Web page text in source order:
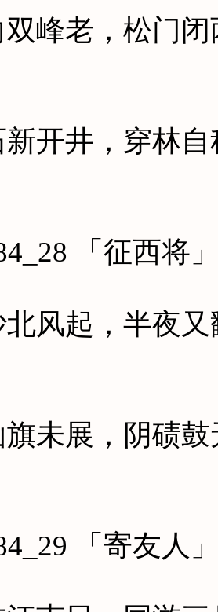
老，松门闭
井，穿林自
「征西将
起，半夜又
展，阴碛鼓
「寄友人